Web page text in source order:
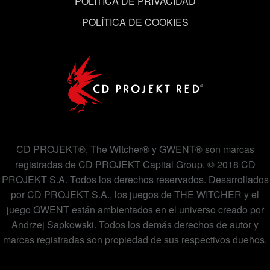
POLÍTICA DE COOKIES
CD PROJEKT®, The Witcher® y GWENT® son marcas
registradas de CD PROJEKT Capital Group. © 2018 CD
PROJEKT S.A. Todos los derechos reservados. Desarrollados
por CD PROJEKT S.A., los juegos de THE WITCHER y el
juego GWENT están ambientados en el universo creado por
Andrzej Sapkowski. Todos los demás derechos de autor y
marcas registradas son propiedad de sus respectivos dueños.